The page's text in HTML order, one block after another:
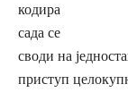
кодира
сада се
своди на
приступ